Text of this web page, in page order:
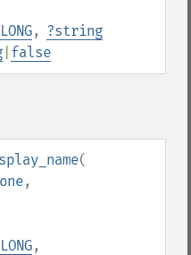
, ?string
false
(
,
,